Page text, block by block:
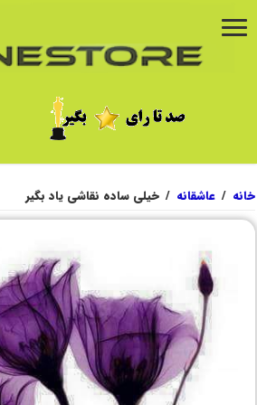
خانه / عاشقانه / خیلی ساده نقاشی یاد بگیر